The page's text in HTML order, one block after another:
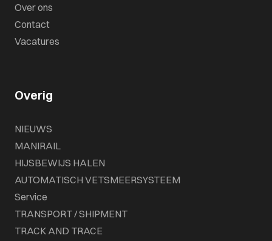
Over ons
Contact
Vacatures
Overig
NIEUWS
MANIRAIL
HIJSBEWIJS HALEN
AUTOMATISCH VETSMEERSYSTEEM
Service
TRANSPORT / SHIPMENT
TRACK AND TRACE